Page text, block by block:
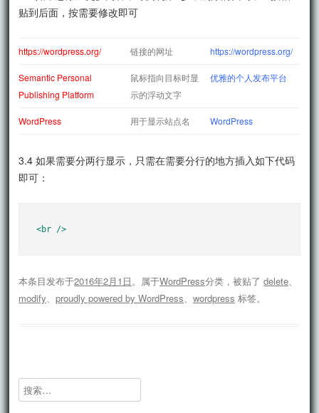
贴到后面，按需要修改即可
https://wordpress.org/ 链接的网址 https://wordpress.org/
Semantic Personal
Publishing Platform
鼠标指向目标时显
示的浮动文字
优雅的个人发布平台
WordPress 用于显示站点名 WordPress
3.4 如果需要分两行显示，只需在需要分行的地方插入如下代码
即可：
<br />
本条目发布于2016年2月1日 。属于WordPress分类，被贴了delete
modify 、proudly powered by WordPress 、wordpress 标签。
搜
索：